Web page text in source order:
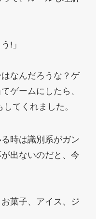
!」
なんだろうな？ゲ
ゲームにしたら、
てくれました。
時は識別系がガン
出ないのだと、今
菓子、アイス、ジ